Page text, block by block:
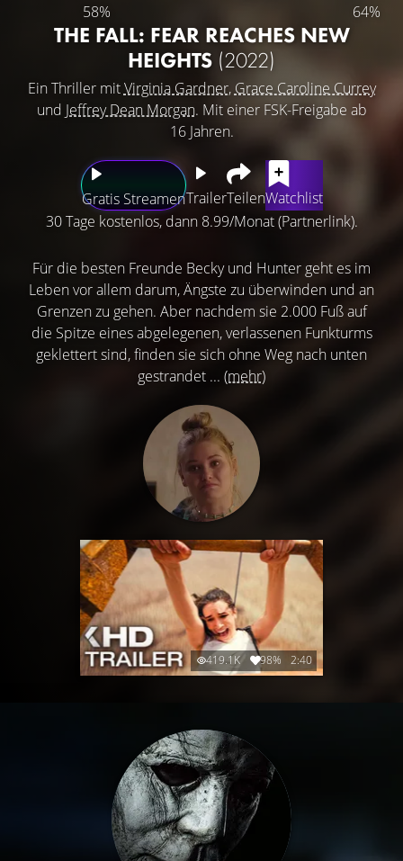
58% 64%
THE FALL: FEAR REACHES NEW
HEIGHTS (2022)
Ein Thriller mitVirginia Gardner, Grace Caroline Currey
und Jeffrey Dean Morgan. Mit einer FSK-Freigabe ab
16 Jahren.
Gratis StreamenTrailerTeilenWatchlist
30 Tage kostenlos, dann 8.99/Monat (Partnerlink).
Für die besten Freunde Becky und Hunter geht es im
Leben vor allem darum, Ängste zu überwinden und an
Grenzen zu gehen. Aber nachdem sie 2.000 Fuß auf
die Spitze eines abgelegenen, verlassenen Funkturms
geklettert sind, finden sie sich ohne Weg nach unten
gestrandet ... (mehr)
419.1K 98% 2:40